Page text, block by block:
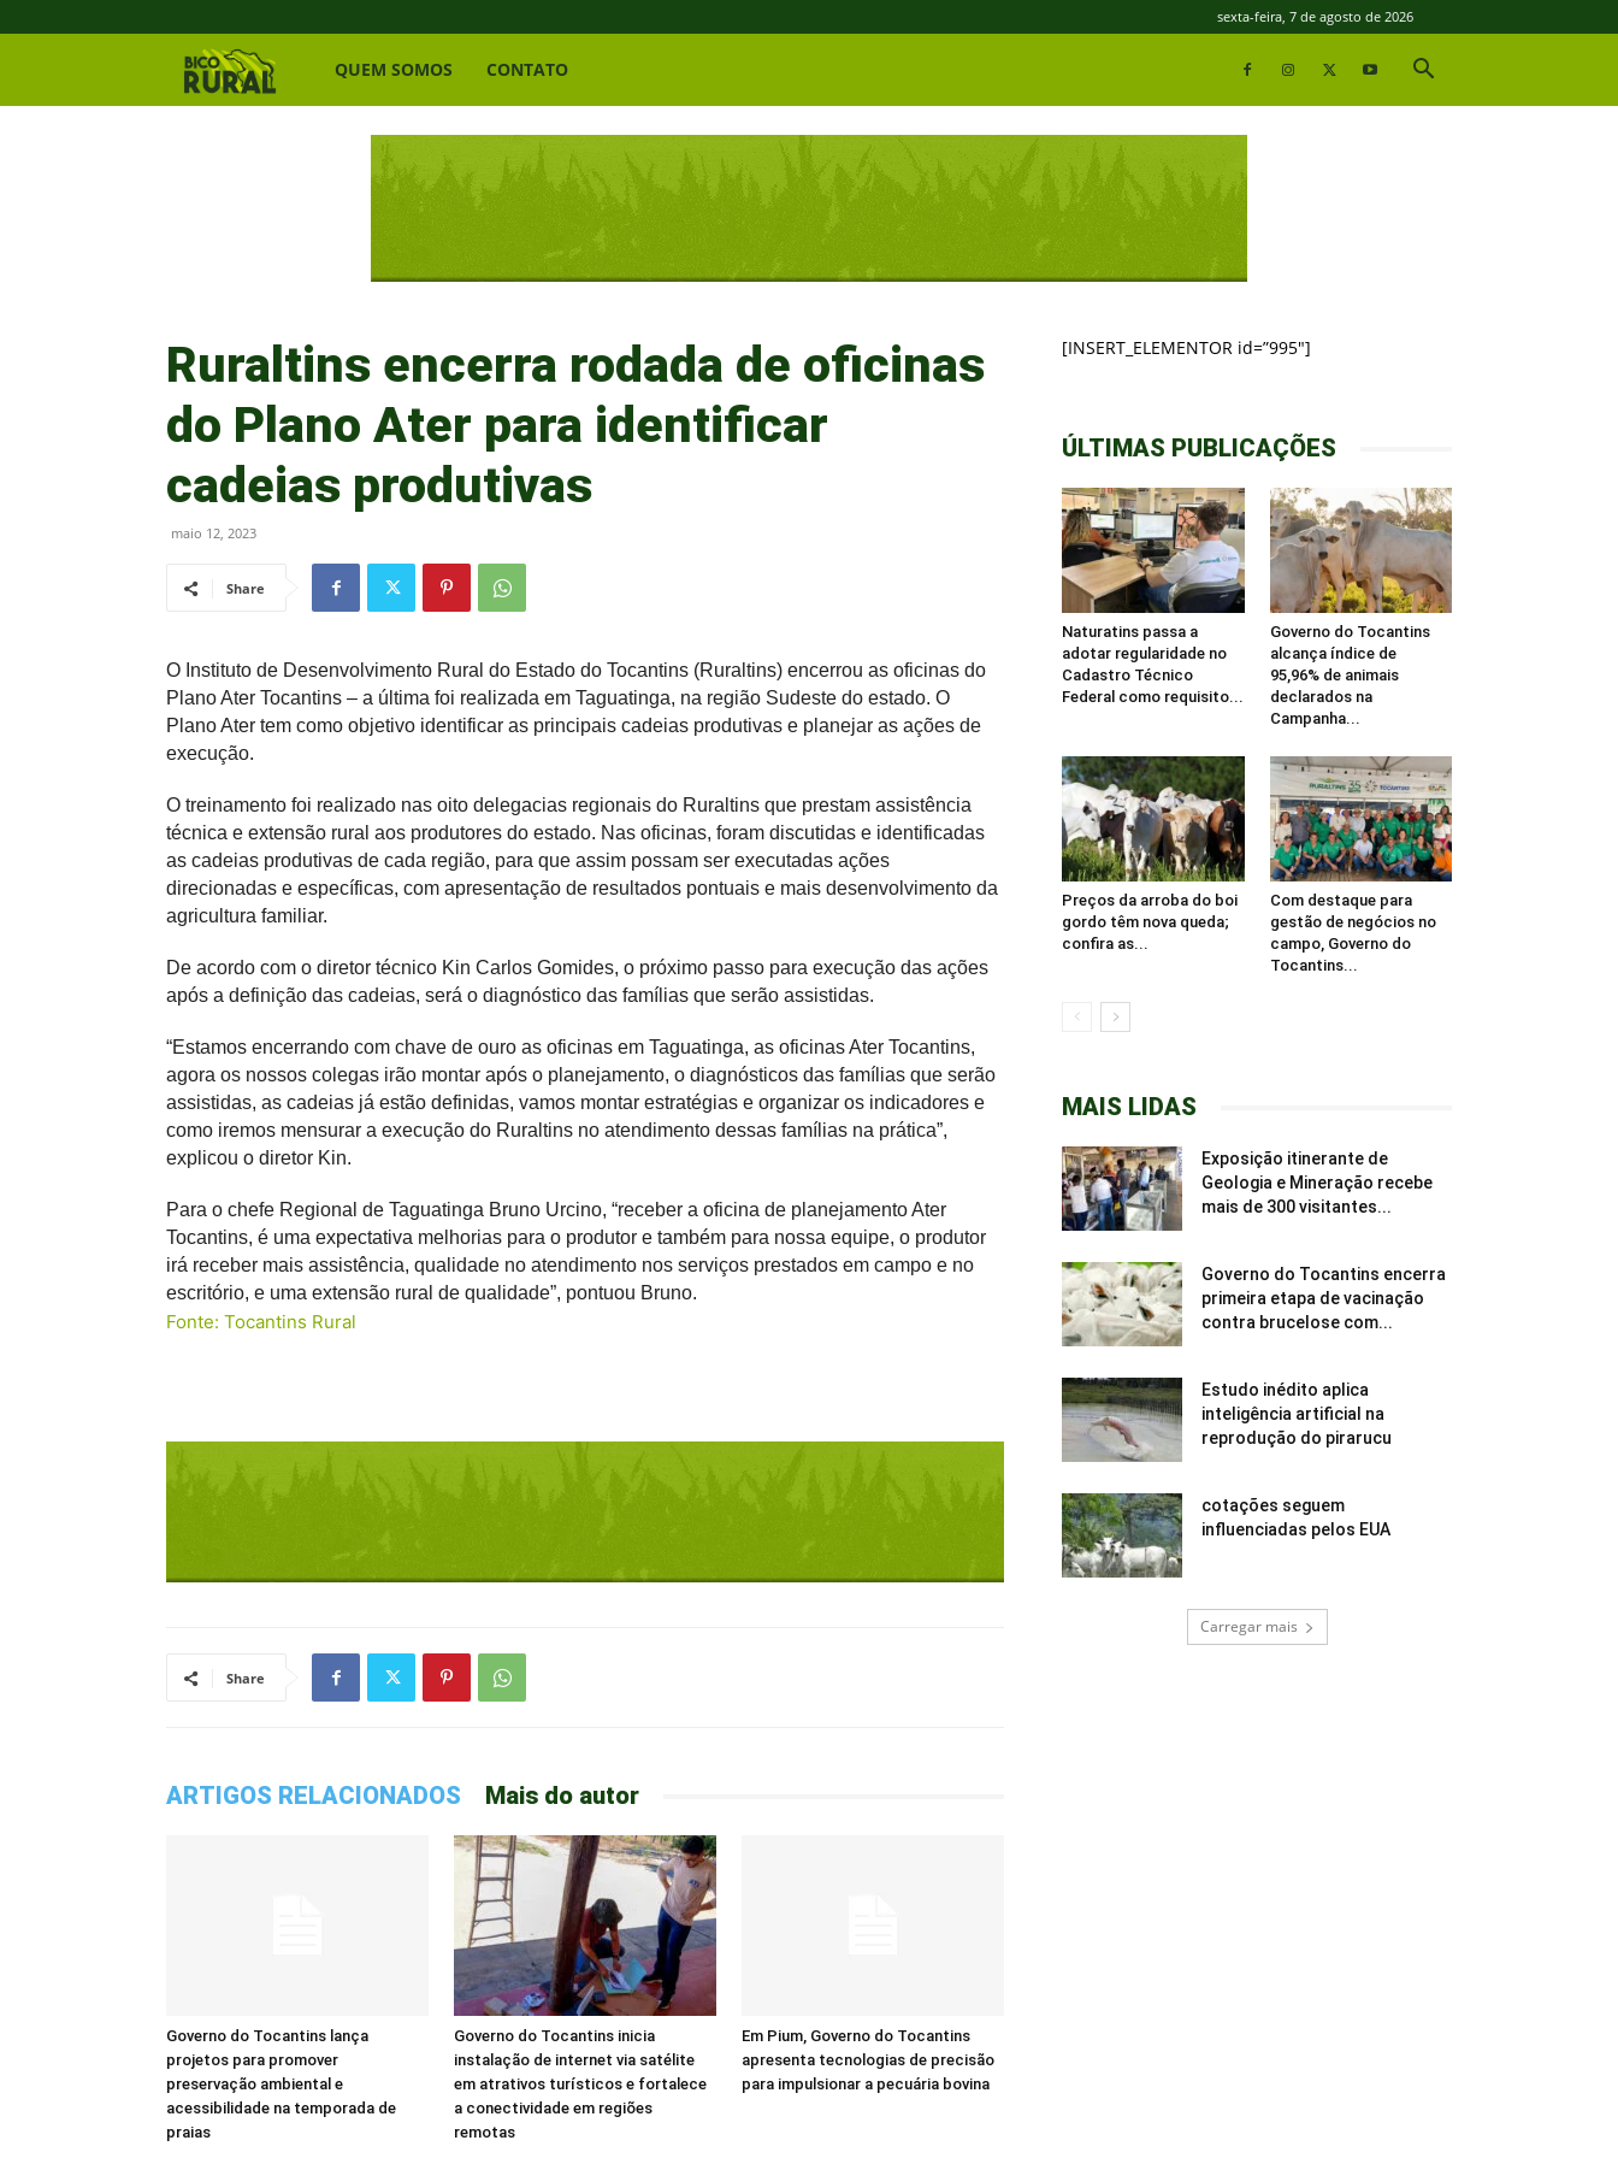
sexta-feira, 7 de agosto de 2026
Bico
QUEM SOMOS CONTATO
Ruraltins encerra rodada de oficinas
do Plano Ater para identificar
cadeias produtivas
maio 12, 2023
Share
O Instituto de Desenvolvimento Rural do Estado do Tocantins (Ruraltins) encerrou as oficinas do
Plano Ater Tocantins – a última foi realizada em Taguatinga, na região Sudeste do estado. O
Plano Ater tem como objetivo identificar as principais cadeias produtivas e planejar as ações de
execução.
O treinamento foi realizado nas oito delegacias regionais do Ruraltins que prestam assistência
técnica e extensão rural aos produtores do estado. Nas oficinas, foram discutidas e identificadas
as cadeias produtivas de cada região, para que assim possam ser executadas ações
direcionadas e específicas, com apresentação de resultados pontuais e mais desenvolvimento da
agricultura familiar.
De acordo com o diretor técnico Kin Carlos Gomides, o próximo passo para execução das ações
após a definição das cadeias, será o diagnóstico das famílias que serão assistidas.
“Estamos encerrando com chave de ouro as oficinas em Taguatinga, as oficinas Ater Tocantins,
agora os nossos colegas irão montar após o planejamento, o diagnósticos das famílias que serão
assistidas, as cadeias já estão definidas, vamos montar estratégias e organizar os indicadores e
como iremos mensurar a execução do Ruraltins no atendimento dessas famílias na prática”,
explicou o diretor Kin.
Para o chefe Regional de Taguatinga Bruno Urcino, “receber a oficina de planejamento Ater
Tocantins, é uma expectativa melhorias para o produtor e também para nossa equipe, o produtor
irá receber mais assistência, qualidade no atendimento nos serviços prestados em campo e no
escritório, e uma extensão rural de qualidade”, pontuou Bruno.
Fonte: Tocantins Rural
Share
ARTIGOS RELACIONADOS Mais do autor
Governo do Tocantins lança
projetos para promover
preservação ambiental e
acessibilidade na temporada de
praias
Governo do Tocantins inicia
instalação de internet via satélite
em atrativos turísticos e fortalece
a conectividade em regiões
remotas
Em Pium, Governo do Tocantins
apresenta tecnologias de precisão
para impulsionar a pecuária bovina
[INSERT_ELEMENTOR id=”995″]
ÚLTIMAS PUBLICAÇÕES
Naturatins passa a
adotar regularidade no
Cadastro Técnico
Federal como requisito...
Governo do Tocantins
alcança índice de
95,96% de animais
declarados na
Campanha...
Preços da arroba do boi
gordo têm nova queda;
confira as...
Com destaque para
gestão de negócios no
campo, Governo do
Tocantins...
MAIS LIDAS
Exposição itinerante de
Geologia e Mineração recebe
mais de 300 visitantes...
Governo do Tocantins encerra
primeira etapa de vacinação
contra brucelose com...
Estudo inédito aplica
inteligência artificial na
reprodução do pirarucu
cotações seguem
influenciadas pelos EUA
Carregar mais